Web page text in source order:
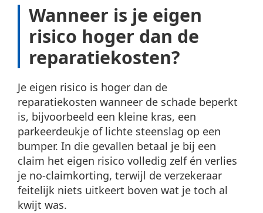
Wanneer is je eigen
risico hoger dan de
reparatiekosten?
Je eigen risico is hoger dan de
reparatiekosten wanneer de schade beperkt
is, bijvoorbeeld een kleine kras, een
parkeerdeukje of lichte steenslag op een
bumper. In die gevallen betaal je bij een
claim het eigen risico volledig zelf én verlies
je no-claimkorting, terwijl de verzekeraar
feitelijk niets uitkeert boven wat je toch al
kwijt was.